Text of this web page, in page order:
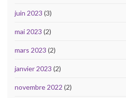
juin 2023 (3)
mai 2023 (2)
mars 2023 (2)
janvier 2023 (2)
novembre 2022 (2)